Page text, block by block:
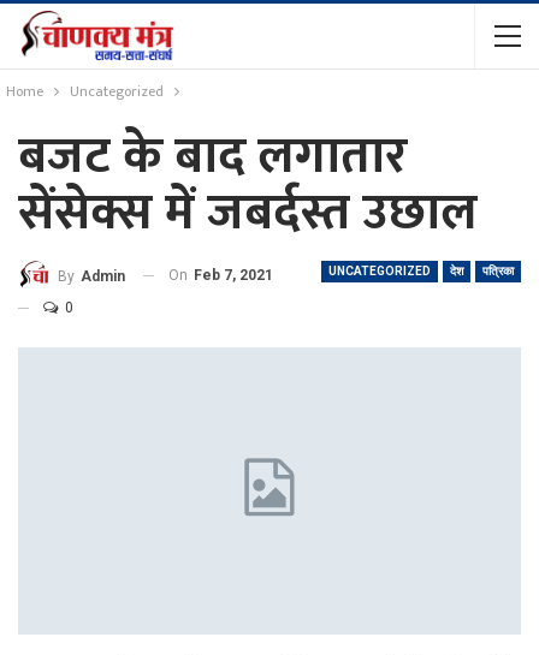
Home Uncategorized
बजट के बाद लगातार
सेंसेक्स में जबर्दस्त उछाल
UNCATEGORIZED देश पत्रिका
By Admin On Feb 7, 2021
0